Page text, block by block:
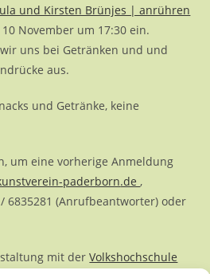
und Kirsten Brünjes | anrühren
10 November um 17:30 ein.
uns bei Getränken und und
aus.
und Getränke, keine
um eine vorherige Anmeldung
paderborn.de ,
6835281 (Anrufbeantworter) oder
mit derVolkshochschule